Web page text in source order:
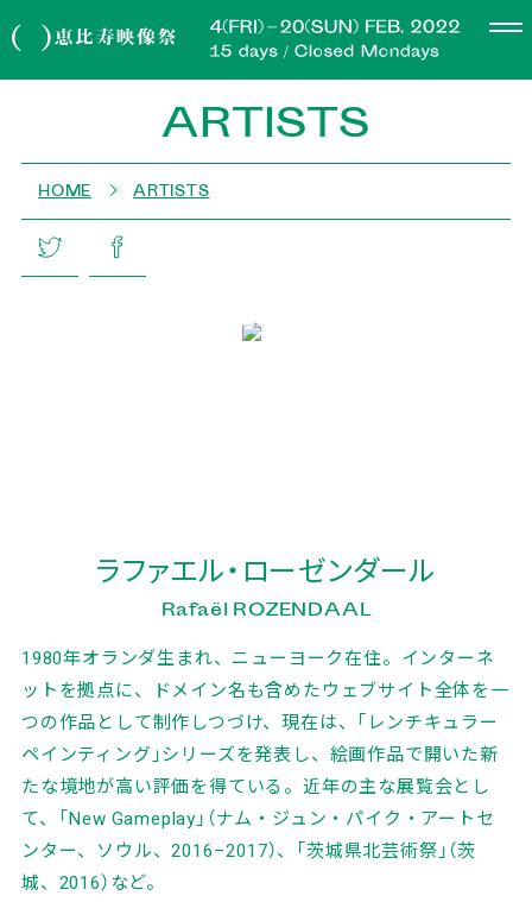
ARTISTS
HOME ARTISTS
ラファエル・ローゼンダール
Rafaël ROZENDAAL
1980年オランダ生まれ、ニューヨーク在住。インターネ
ットを拠点に、ドメイン名も含めたウェブサイト全体を一
つの作品として制作しつづけ、現在は、「レンチキュラー
ペインティング」シリーズを発表し、絵画作品で開いた新
たな境地が高い評価を得ている。近年の主な展覧会とし
て、「New Gameplay」（ナム・ジュン・パイク・アートセ
ンター、ソウル、2016–2017）、「茨城県北芸術祭」（茨
城、2016）など。